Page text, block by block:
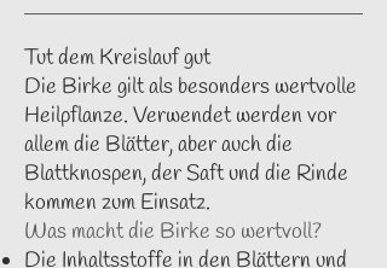
Tut dem Kreislauf gut
Die Birke gilt als besonders wertvolle
Heilpflanze. Verwendet werden vor
allem die Blätter, aber auch die
Blattknospen, der Saft und die Rinde
kommen zum Einsatz.
Was macht die Birke so wertvoll?
Die Inhaltsstoffe in den Blättern und